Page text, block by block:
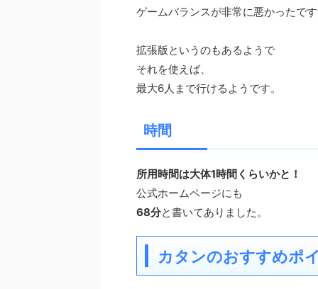
ゲームバランスが非常に悪かったで
拡張版というのもあるようで
それを使えば、
最大6人まで行けるようです。
時間
所用時間は大体1時間くらいかと！
公式ホームページにも
68分と書いてありました。
カタンのおすすめポ